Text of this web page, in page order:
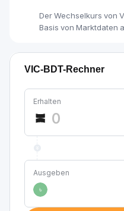
Der Wechselkurs von
Basis von Marktdaten
VIC-BDT-Rechner
Erhalten
Ausgeben
৳